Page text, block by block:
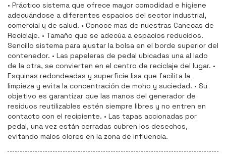
• Práctico sistema que ofrece mayor comodidad e higiene
adecuándose a diferentes espacios del sector industrial,
comercial y de salud. • Conoce mas de nuestras Canecas de
Reciclaje. • Tamaño que se adecúa a espacios reducidos.
Sencillo sistema para ajustar la bolsa en el borde superior del
contenedor. • Las papeleras de pedal ubicadas una al lado
de la otra, se convierten en el centro de reciclaje del lugar. •
Esquinas redondeadas y superficie lisa que facilita la
limpieza y evita la concentración de moho y suciedad. • Su
objetivo es garantizar que las manos del generador de
residuos reutilizables estén siempre libres y no entren en
contacto con el recipiente. • Las tapas accionadas por
pedal, una vez están cerradas cubren los desechos,
evitando malos olores en la zona de influencia.